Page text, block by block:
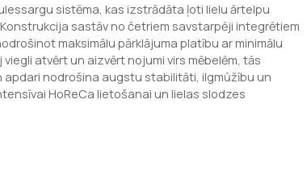
sistēma, kas izstrādāta ļoti lielu ārtelpu
sastāv no četriem savstarpēji integrētiem
maksimālu pārklājuma platību ar minimālu
atvērt un aizvērt nojumi virs mēbelēm, tās
nodrošina augstu stabilitāti, ilgmūžību un
HoReCa lietošanai un lielas slodzes